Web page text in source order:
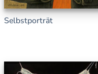
Selbstporträt